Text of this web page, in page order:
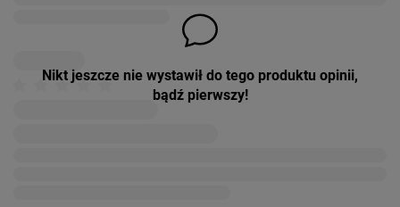
Nikt jeszcze nie wystawił do tego produktu opinii,
bądź pierwszy!